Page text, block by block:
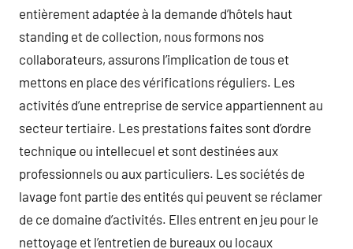
entièrement adaptée à la demande d’hôtels haut
standing et de collection, nous formons nos
collaborateurs, assurons l’implication de tous et
mettons en place des vérifications réguliers. Les
activités d’une entreprise de service appartiennent au
secteur tertiaire. Les prestations faites sont d’ordre
technique ou intellecuel et sont destinées aux
professionnels ou aux particuliers. Les sociétés de
lavage font partie des entités qui peuvent se réclamer
de ce domaine d’activités. Elles entrent en jeu pour le
nettoyage et l’entretien de bureaux ou locaux